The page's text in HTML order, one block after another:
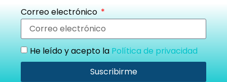
Ventilete(1)
Vision Screener HVS-1(1)
Correo electrónico
He leído y acepto la Política de privacidad
Suscribirme